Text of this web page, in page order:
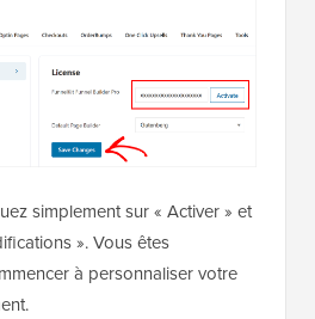
simplement sur « Activer » et
». Vous êtes
à personnaliser votre